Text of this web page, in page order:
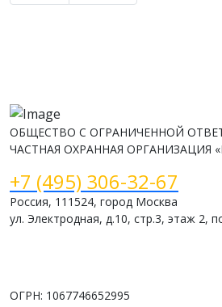
ОБЩЕСТВО С ОГРАНИЧЕННОЙ
ЧАСТНАЯ ОХРАННАЯ ОРГАНИЗАЦИЯ
+7 (495) 306-32-67
Россия, 111524, город Москва
ул. Электродная, д.10, стр.3, этаж 2,
ОГРН: 1067746652995